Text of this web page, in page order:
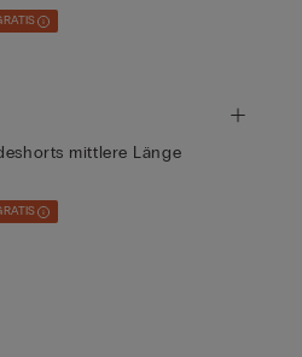
mittlere Länge